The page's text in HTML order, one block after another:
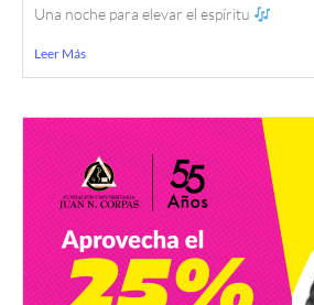
Una noche para elevar el espíritu
Leer Más